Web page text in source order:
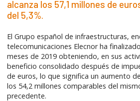
alcanza los 57,1 millones de
del 5,3%.
El Grupo español de infraestructuras,
telecomunicaciones Elecnor ha
meses de 2019 obteniendo, en sus
beneficio consolidado después de
de euros, lo que significa un aumento
los 54,2 millones comparables del
precedente.